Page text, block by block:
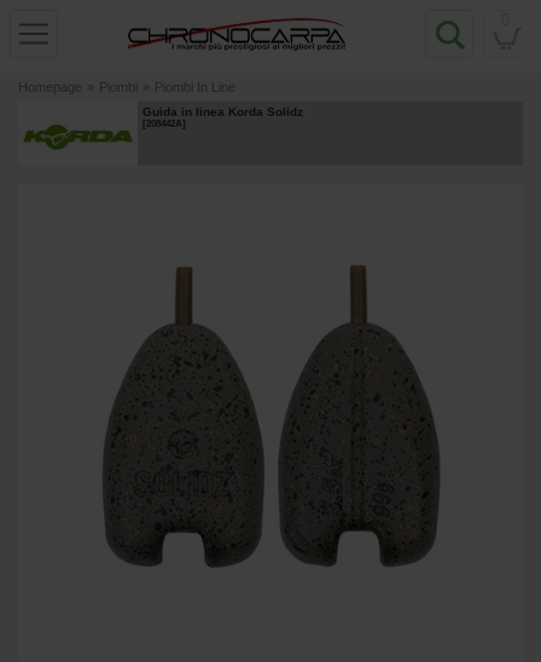
Homepage » Piombi » Piombi In Line
Guida in linea Korda Solidz
[208442A]